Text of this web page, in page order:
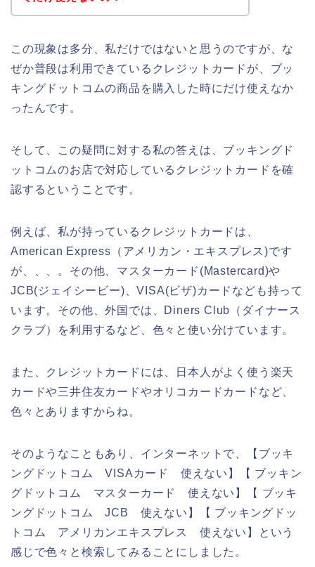
この現象は多分、私だけではないと思うのですが、な
ぜか普段は利用できているクレジットカードが、ブッ
キングドットコムの商品を購入した時にだけ使えなか
ったんです。
そして、この疑問に対する私の答えは、ブッキングド
ットコムのお店で対応しているクレジットカードを確
認するということです。
例えば、私が持っているクレジットカードは、
American Express（アメリカン・エキスプレス)です
が、、、。その他、マスターカード(Mastercard)や
JCB(ジェイシービー)、VISA(ビザ)カードなども持って
います。その他、外国では、Diners Club（ダイナース
クラブ）を利用するなど、色々と使い分けています。
また、クレジットカードには、日本人がよく使う楽天
カードや三井住友カードやオリコカードカードなど、
色々とありますからね。
そのようなこともあり、インターネットで、【ブッキ
ングドットコム VISAカード 使えない】【 ブッキン
グドットコム マスターカード 使えない】【 ブッキ
ングドットコム JCB 使えない】【 ブッキングドッ
トコム アメリカンエキスプレス 使えない】という
感じで色々と検索してみることにしました。